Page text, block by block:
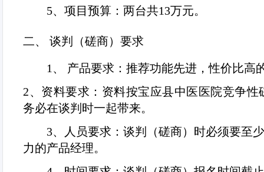
5、 项目预算：两台共13万元。
二、 谈判（磋商）要求
1 、 产品要求：推荐功能先进，性价比高
2、资料要求：资料按宝应县中医医院竞争性
务必在谈判时一起带来。
3、人员要求：谈判（磋商）时必须要至
力的产品经理。